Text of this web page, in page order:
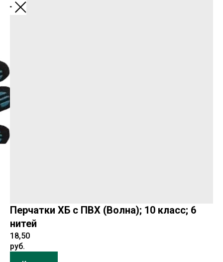
Перчатки ХБ с ПВХ (Волна); 10 класс; 6
нитей
18,50
руб.